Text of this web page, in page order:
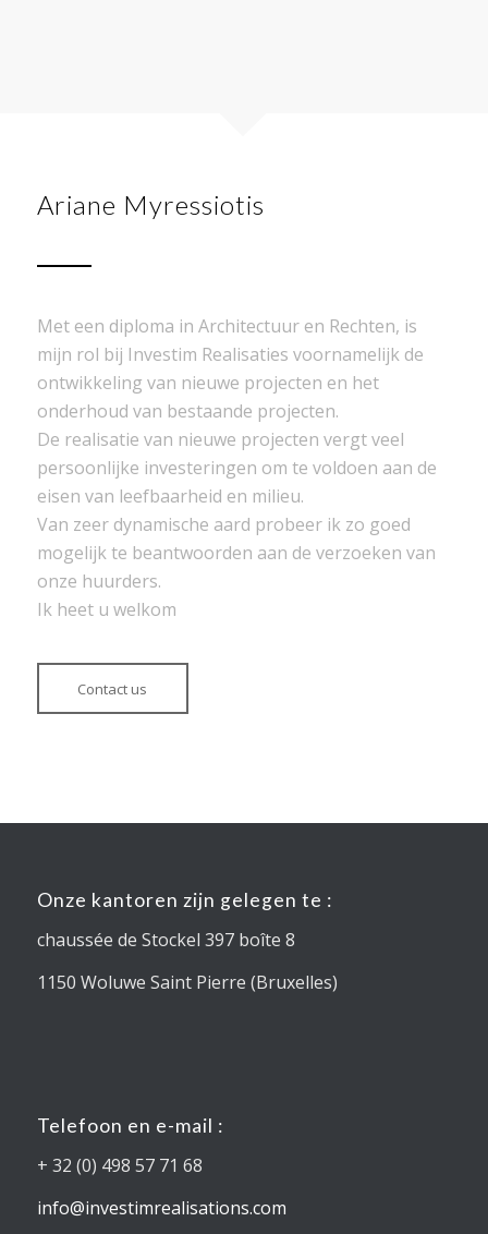
Ariane Myressiotis
Met een diploma in Architectuur en Rechten, is
mijn rol bij Investim Realisaties voornamelijk de
ontwikkeling van nieuwe projecten en het
onderhoud van bestaande projecten.
De realisatie van nieuwe projecten vergt veel
persoonlijke investeringen om te voldoen aan de
eisen van leefbaarheid en milieu.
Van zeer dynamische aard probeer ik zo goed
mogelijk te beantwoorden aan de verzoeken van
onze huurders.
Ik heet u welkom
Contact us
Onze kantoren zijn gelegen te :
chaussée de Stockel 397 boîte 8
1150 Woluwe Saint Pierre (Bruxelles)
Telefoon en e-mail :
+ 32 (0) 498 57 71 68
info@investimrealisations.com